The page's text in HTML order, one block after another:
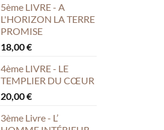
5ème LIVRE - A
L'HORIZON LA TERRE
PROMISE
18,00€
4ème LIVRE - LE
TEMPLIER DU CŒUR
20,00€
3ème Livre - L’